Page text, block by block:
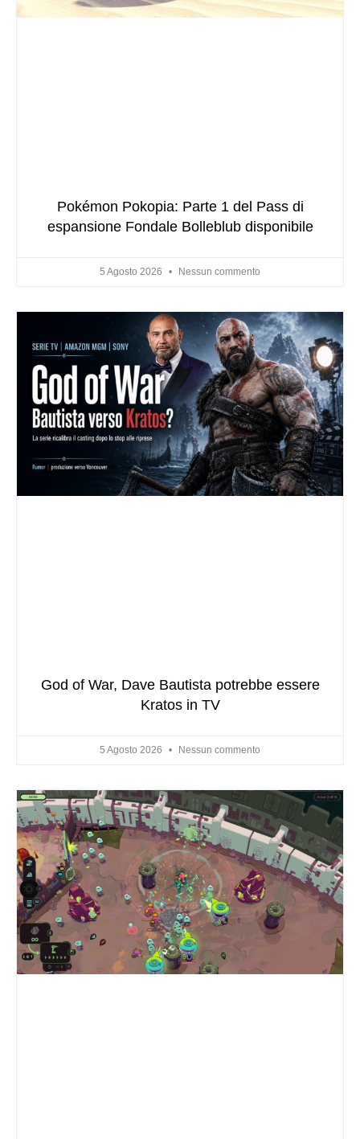
Pokémon Pokopia: Parte 1 del Pass di
espansione Fondale Bolleblub disponibile
5 Agosto 2026 Nessun commento
God of War, Dave Bautista potrebbe essere
Kratos in TV
5 Agosto 2026 Nessun commento